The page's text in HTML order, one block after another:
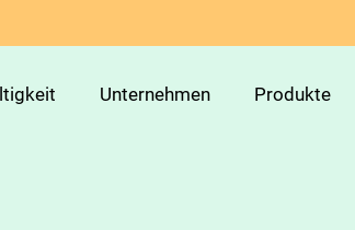
Unternehmen Produkte